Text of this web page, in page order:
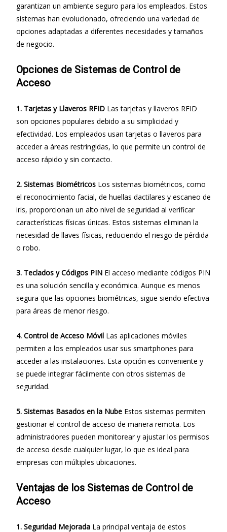
garantizan un ambiente seguro para los empleados. Estos
sistemas han evolucionado, ofreciendo una variedad de
opciones adaptadas a diferentes necesidades y tamaños
de negocio.
Opciones de Sistemas de Control de
Acceso
1. Tarjetas y Llaveros RFID Las tarjetas y llaveros RFID
son opciones populares debido a su simplicidad y
efectividad. Los empleados usan tarjetas o llaveros para
acceder a áreas restringidas, lo que permite un control de
acceso rápido y sin contacto.
2. Sistemas Biométricos Los sistemas biométricos, como
el reconocimiento facial, de huellas dactilares y escaneo de
iris, proporcionan un alto nivel de seguridad al verificar
características físicas únicas. Estos sistemas eliminan la
necesidad de llaves físicas, reduciendo el riesgo de pérdida
o robo.
3. Teclados y Códigos PIN El acceso mediante códigos PIN
es una solución sencilla y económica. Aunque es menos
segura que las opciones biométricas, sigue siendo efectiva
para áreas de menor riesgo.
4. Control de Acceso Móvil Las aplicaciones móviles
permiten a los empleados usar sus smartphones para
acceder a las instalaciones. Esta opción es conveniente y
se puede integrar fácilmente con otros sistemas de
seguridad.
5. Sistemas Basados en la Nube Estos sistemas permiten
gestionar el control de acceso de manera remota. Los
administradores pueden monitorear y ajustar los permisos
de acceso desde cualquier lugar, lo que es ideal para
empresas con múltiples ubicaciones.
Ventajas de los Sistemas de Control de
Acceso
1. Seguridad Mejorada La principal ventaja de estos